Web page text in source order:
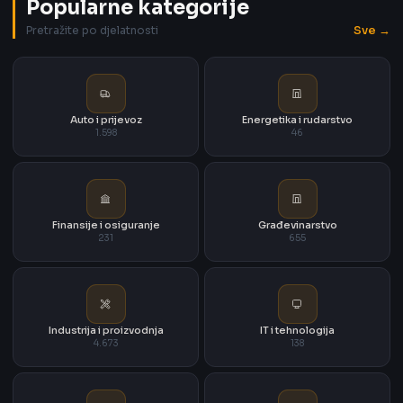
Popularne kategorije
Pretražite po djelatnosti Sve →
Auto i prijevoz
1.598
Energetika i rudarstvo
46
Finansije i osiguranje
231
Građevinarstvo
655
Industrija i proizvodnja
4.673
IT i tehnologija
138